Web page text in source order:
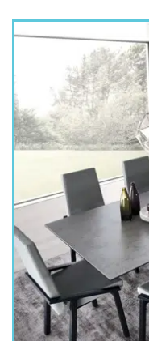
literie
décoration